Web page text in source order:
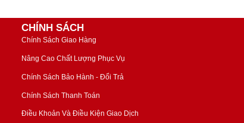
CHÍNH SÁCH
Chính Sách Giao Hàng
Nâng Cao Chất Lượng Phục Vụ
Chính Sách Bảo Hành - Đổi Trả
Chính Sách Thanh Toán
Điều Khoản Và Điều Kiện Giao Dịch